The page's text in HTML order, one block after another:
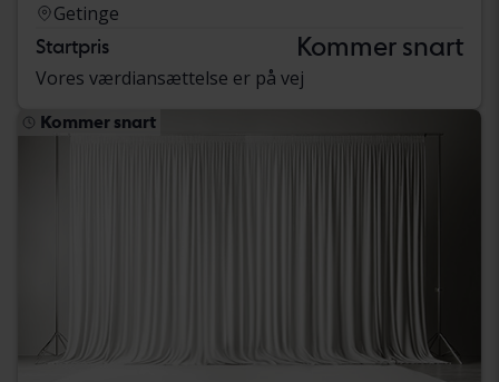
Getinge
Startpris Kommer snart
Vores værdiansættelse er på vej
Kommer snart